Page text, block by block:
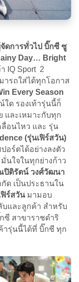
ดการทั่วไป บิ๊กซี ซู
Day… Bright
IQ Sport 2
ารถใส่ได้ทุกโอกาส
Every Season
ด รองเท้ารุ่นนี้ก็
และเหมาะกับทุก
อนไหว และ รุ่น
(รุ่นเฟิร์สวัน)
อร์ตได้อย่างลงตัว
นใจในทุกย่างก้าว
ปิติรัตน์ วงศ์วัฒนา
ด เป็นประธานใน
ฟิร์สวัน มามอบ
และลูกค้า สำหรับ
ซี สาขาราชดำริ
ารุ่นนี้ได้ที่ บิ๊กซี ทุก